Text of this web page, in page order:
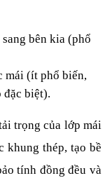
bên kia (phổ
mái (ít phổ biến,
đặc biệt).
trọng của lớp mái
thép, tạo bề
tính đồng đều và